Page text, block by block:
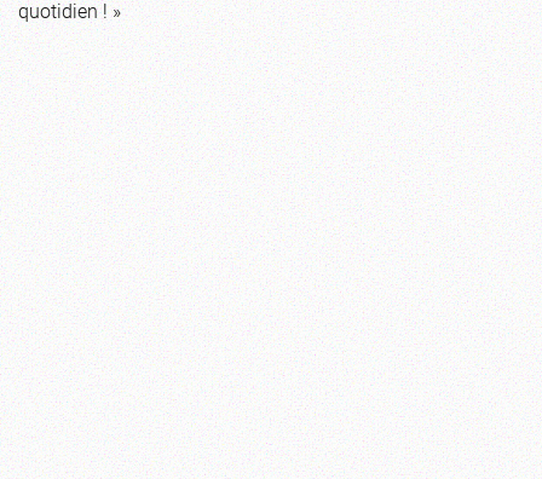
quotidien ! »